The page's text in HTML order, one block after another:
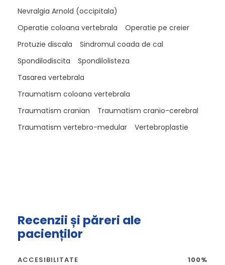
Nevralgia Arnold (occipitala)
Operatie coloana vertebrala
Operatie pe creier
Protuzie discala
Sindromul coada de cal
Spondilodiscita
Spondilolisteza
Tasarea vertebrala
Traumatism coloana vertebrala
Traumatism cranian
Traumatism cranio-cerebral
Traumatism vertebro-medular
Vertebroplastie
Recenzii și păreri ale
pacienților
ACCESIBILITATE 100%